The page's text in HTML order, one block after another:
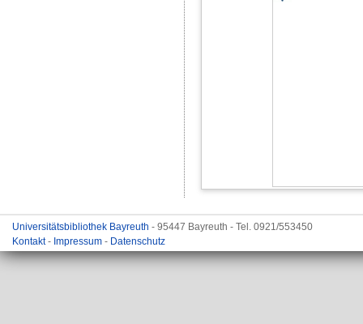
Universitätsbibliothek Bayreuth - 95447 Bayreuth - Tel. 0921/553450
Kontakt- Impressum - Datenschutz